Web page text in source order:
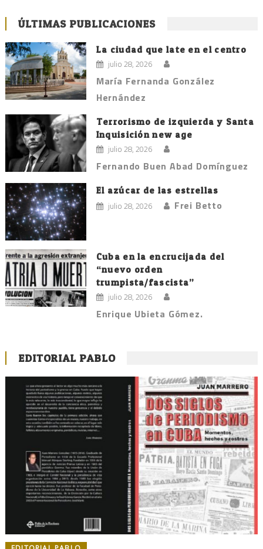
ÚLTIMAS PUBLICACIONES
La ciudad que late en el centro
julio 28, 2026
María Fernanda González
Hernández
Terrorismo de izquierda y Santa
Inquisición new age
julio 28, 2026
Fernando Buen Abad Domínguez
El azúcar de las estrellas
julio 28, 2026 Frei Betto
Cuba en la encrucijada del
“nuevo orden
trumpista/fascista”
julio 28, 2026
Enrique Ubieta Gómez.
EDITORIAL PABLO